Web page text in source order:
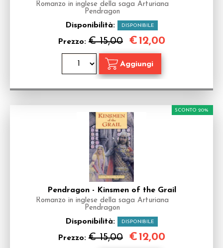
Romanzo in inglese della saga Arturiana
Pendragon
Disponibilità: DISPONIBILE
Prezzo: € 15,00 €12,00
Pendragon - Kinsmen of the Grail
Romanzo in inglese della saga Arturiana
Pendragon
Disponibilità: DISPONIBILE
Prezzo: € 15,00
SCONTO 20%
€12,00